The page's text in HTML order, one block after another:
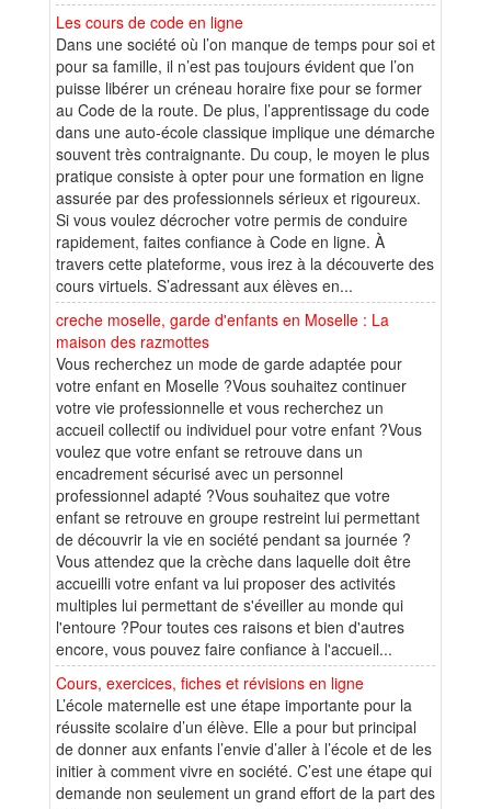
Les cours de code en ligne
Dans une société où l’on manque de temps pour soi et
pour sa famille, il n’est pas toujours évident que l’on
puisse libérer un créneau horaire fixe pour se former
au Code de la route. De plus, l’apprentissage du code
dans une auto-école classique implique une démarche
souvent très contraignante. Du coup, le moyen le plus
pratique consiste à opter pour une formation en ligne
assurée par des professionnels sérieux et rigoureux.
Si vous voulez décrocher votre permis de conduire
rapidement, faites confiance à Code en ligne. À
travers cette plateforme, vous irez à la découverte des
cours virtuels. S’adressant aux élèves en...
creche moselle, garde d'enfants en Moselle : La
maison des razmottes
Vous recherchez un mode de garde adaptée pour
votre enfant en Moselle ?Vous souhaitez continuer
votre vie professionnelle et vous recherchez un
accueil collectif ou individuel pour votre enfant ?Vous
voulez que votre enfant se retrouve dans un
encadrement sécurisé avec un personnel
professionnel adapté ?Vous souhaitez que votre
enfant se retrouve en groupe restreint lui permettant
de découvrir la vie en société pendant sa journée ?
Vous attendez que la crèche dans laquelle doit être
accueilli votre enfant va lui proposer des activités
multiples lui permettant de s'éveiller au monde qui
l'entoure ?Pour toutes ces raisons et bien d'autres
encore, vous pouvez faire confiance à l'accueil...
Cours, exercices, fiches et révisions en ligne
L’école maternelle est une étape importante pour la
réussite scolaire d’un élève. Elle a pour but principal
de donner aux enfants l’envie d’aller à l’école et de les
initier à comment vivre en société. C’est une étape qui
demande non seulement un grand effort de la part des